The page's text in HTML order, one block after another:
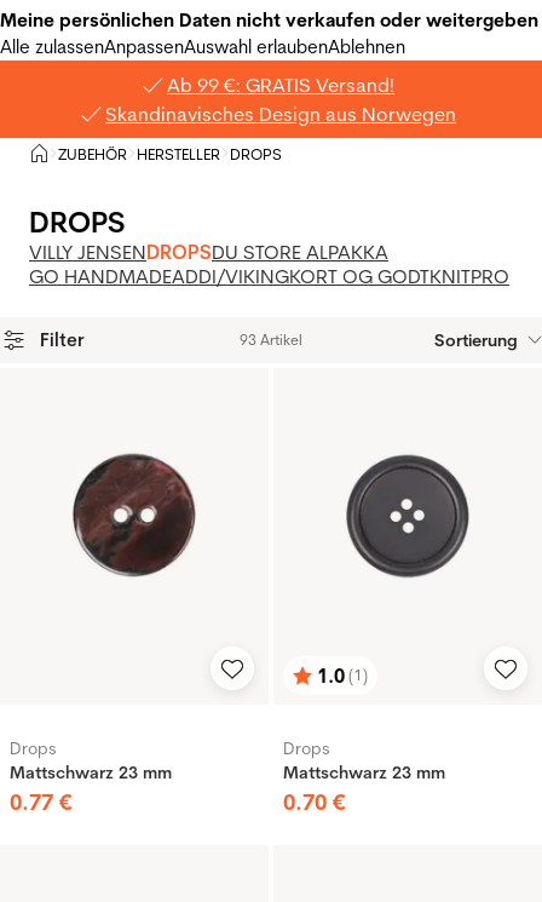
Meine persönlichen Daten nicht verkaufen oder weitergeben
Alle zulassenAnpassenAuswahl erlaubenAblehnen
Ab 99 €: GRATIS Versand!
Skandinavisches Design aus Norwegen
Privat
>ZUBEHÖR >HERSTELLER >DROPS
DROPS
VILLY JENSENDROPSDU STORE ALPAKKA
GO HANDMADEADDI/VIKINGKORT OG GODTKNITPRO
Filter 93 Artikel Sortierung
Drops
Mattschwarz 23 mm
0.77 €
Bewertung:
1.0(1)
von 5 Sternen
Drops
Mattschwarz 23 mm
0.70 €